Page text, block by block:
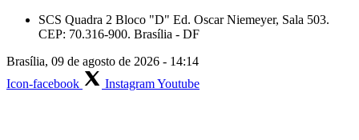
Skip
SCS Quadra 2 Bloco "D" Ed. Oscar Niemeyer, Sala 503.
CEP: 70.316-900. Brasília - DF
Brasília, 09 de agosto de 2026 - 14:14
Icon-facebook
InstagramYoutube